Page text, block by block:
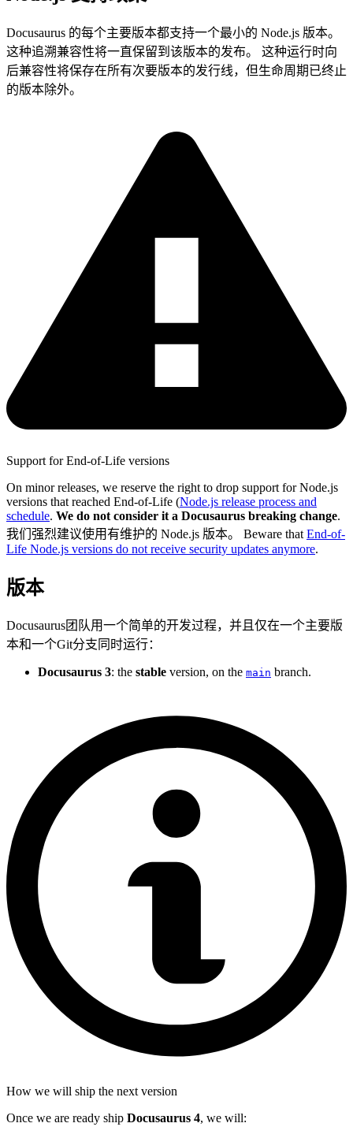
Docusaurus 的每个主要版本都支持一个最小的 Node.js 版本。
这种追溯兼容性将一直保留到该版本的发布。 这种运行时向
后兼容性将保存在所有次要版本的发行线，但生命周期已终止
的版本除外。
Support for End-of-Life versions
On minor releases, we reserve the right to drop support for Node.js
versions that reached End-of-Life (Node.js release process and
schedule. We do not consider it a Docusaurus breaking change.
我们强烈建议使用有维护的 Node.js 版本。 Beware that End-of-
Life Node.js versions do not receive security updates anymore.
版本
Docusaurus团队用一个简单的开发过程，并且仅在一个主要版
本和一个Git分支同时运行：
Docusaurus 3: the stable version, on the main branch.
How we will ship the next version
Once we are ready ship Docusaurus 4, we will: